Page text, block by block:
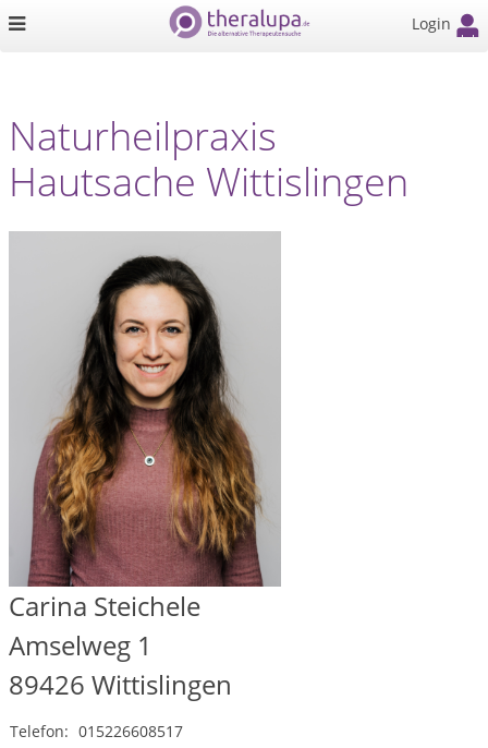
Login
Naturheilpraxis
Hautsache Wittislingen
Carina Steichele
Amselweg 1
89426 Wittislingen
Telefon: 015226608517